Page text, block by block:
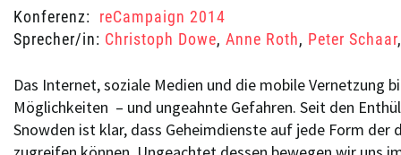
Konferenz: reCampaign 2014
Sprecher/in: Christoph Dowe, Anne Roth, Peter Schaar
Das Internet, soziale Medien und die mobile Vernetzung
Möglichkeiten – und ungeahnte Gefahren. Seit den
Snowden ist klar, dass Geheimdienste auf jede Form